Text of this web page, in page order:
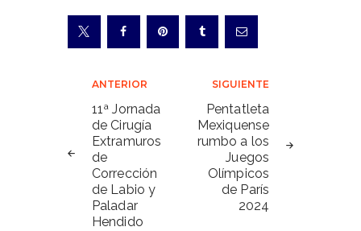
Navegación
de
entradas
ANTERIOR
11ª Jornada
de Cirugía
Extramuros
de
Corrección
de Labio y
Paladar
Hendido
SIGUIENTE
Pentatleta
Mexiquense
rumbo a los
Juegos
Olímpicos
de París
2024